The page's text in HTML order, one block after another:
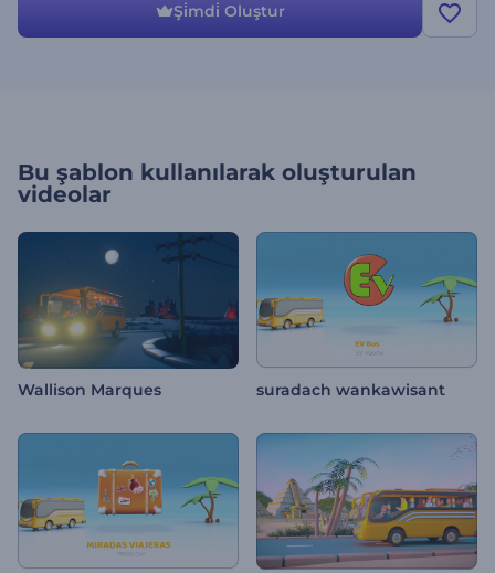
Şi̇mdi̇ Oluştur
Bu şablon kullanılarak oluşturulan
videolar
Wallison Marques suradach wankawisant